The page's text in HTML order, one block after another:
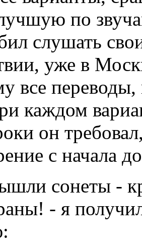
по
слушать
уже в
все
каждом
он
с начала
сонеты -
- я